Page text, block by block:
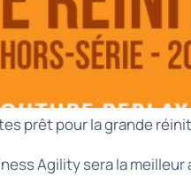
prêt pour la grande
Agility sera la